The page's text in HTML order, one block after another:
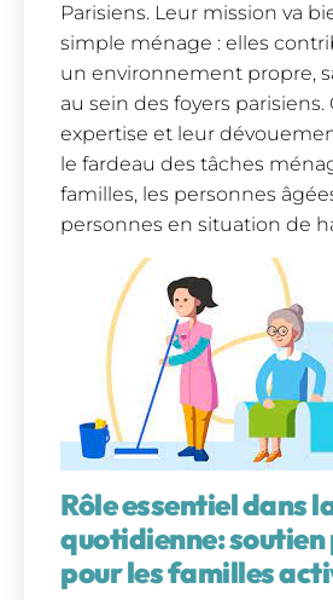
Parisiens. Leur mission va
simple ménage : elles
un environnement propre,
au sein des foyers parisiens.
expertise et leur
le fardeau des tâches
familles, les personnes
personnes en situation de
Rôle essentiel dans
quotidienne: soutien
pour les familles